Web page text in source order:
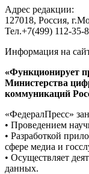
Адрес редакции:
127018, Россия,
Тел.+7(499) 112-35-
Информация на
«Функционирует
Министерства
коммуникаций
«ФедералПресс»
• Проведением
• Разработкой
сфере медиа и
• Осуществляет
данных.